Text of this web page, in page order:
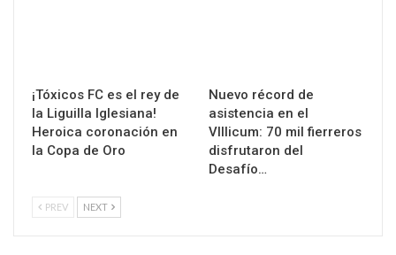
¡Tóxicos FC es el rey de
la Liguilla Iglesiana!
Heroica coronación en
la Copa de Oro
Nuevo récord de
asistencia en el
VIllicum: 70 mil fierreros
disfrutaron del
Desafío…
PREV NEXT